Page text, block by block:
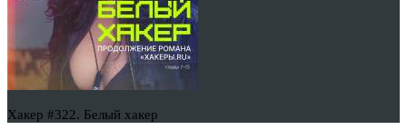
Хакер #322. Белый хакер